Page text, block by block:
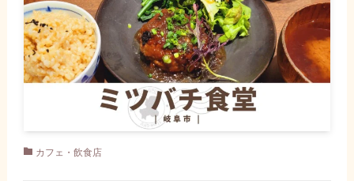
カフェ・飲食店